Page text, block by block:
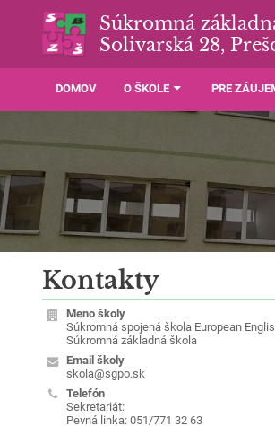
Súkromná
Solivarská 28,
DOMOV O ŠKOLE PRE
Kontakty
Kontakty
Meno školy
Súkromná spojená škola European
Súkromná základná škola
Email školy
skola@sgpo.sk
Telefón
Sekretariát:
Pevná linka: 051/771 32 63